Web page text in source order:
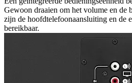
Gewoon draaien om het volume en de
zijn de hoofdtelefoonaansluiting en de
bereikbaar.